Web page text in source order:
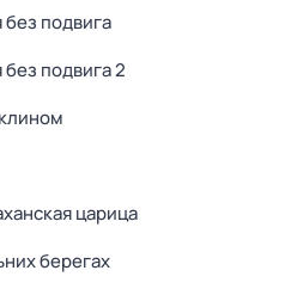
подвига
подвига 2
царица
берегах